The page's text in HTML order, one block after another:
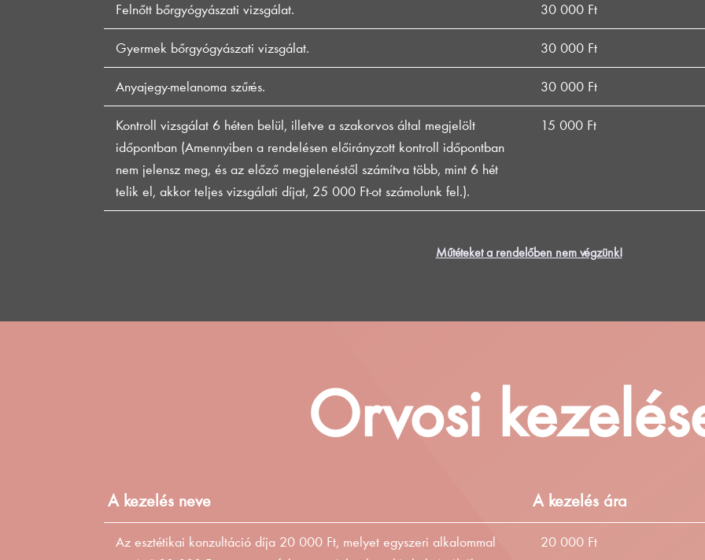
Felnőtt bőrgyógyászati vizsgálat. 30 000 Ft
Gyermek bőrgyógyászati vizsgálat. 30 000 Ft
Anyajegy-melanoma szűrés. 30 000 Ft
Kontroll vizsgálat 6 héten belül, illetve a szakorvos által megjelölt
időpontban (Amennyiben a rendelésen előirányzott kontroll időpontban
nem jelensz meg, és az előző megjelenéstől számítva több, mint 6 hét
telik el, akkor teljes vizsgálati díjat, 25 000 Ft-ot számolunk fel.).
15 000 Ft
Műtéteket a rendelőben nem végzünk!
Orvosi
A kezelés neve A kezelés ára
Az esztétikai konzultáció díja 20 000 Ft, melyet egyszeri alkalommal
20 000 Ft